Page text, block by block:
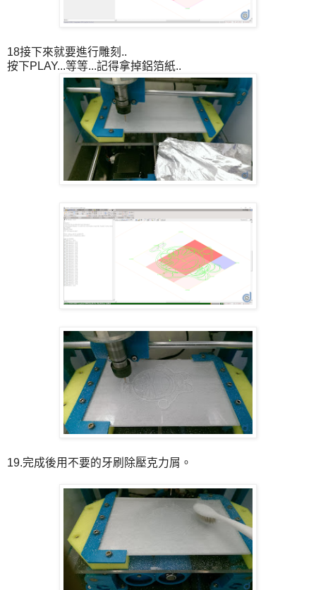
18接下來就要進行雕刻..
按下PLAY...等等...記得拿掉鋁箔紙..
19.完成後用不要的牙刷除壓克力屑。